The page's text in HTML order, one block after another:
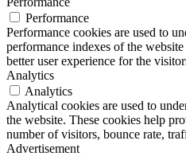
Performance
Performance cookies are used to
performance indexes of the
better user experience for the
Analytics
Analytics
Analytical cookies are used to
the website. These cookies help
number of visitors, bounce rate,
Advertisement